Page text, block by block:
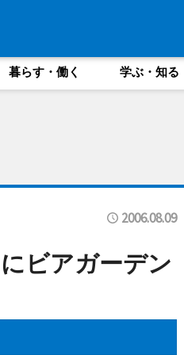
暮らす・働く 学ぶ・知る
2006.08.09
ビアガーデン